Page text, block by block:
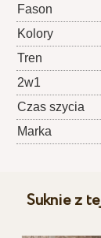
Fason
Kolory
Tren
2w1
Czas szycia
Marka
Suknie z